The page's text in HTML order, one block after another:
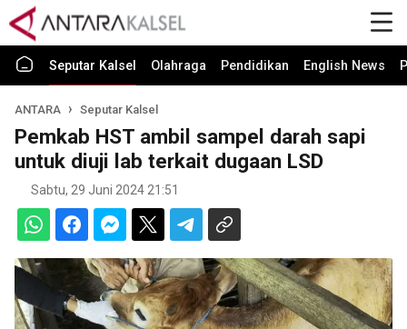
Seputar Kalsel Olahraga Pendidikan English News
ANTARA Seputar Kalsel
Pemkab HST ambil sampel darah sapi
untuk diuji lab terkait dugaan LSD
Sabtu, 29 Juni 2024 21:51